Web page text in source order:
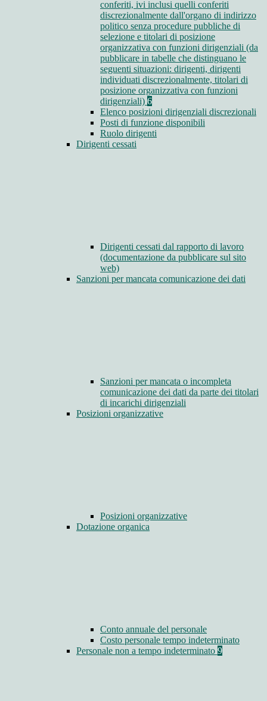
conferiti, ivi inclusi quelli conferiti
discrezionalmente dall'organo di indirizzo
politico senza procedure pubbliche di
selezione e titolari di posizione
organizzativa con funzioni dirigenziali (da
pubblicare in tabelle che distinguano le
seguenti situazioni: dirigenti, dirigenti
individuati discrezionalmente, titolari di
posizione organizzativa con funzioni
dirigenziali) 6
Elenco posizioni dirigenziali discrezionali
Posti di funzione disponibili
Ruolo dirigenti
Dirigenti cessati
Dirigenti cessati dal rapporto di lavoro
(documentazione da pubblicare sul sito
web)
Sanzioni per mancata comunicazione dei dati
Sanzioni per mancata o incompleta
comunicazione dei dati da parte dei titolari
di incarichi dirigenziali
Posizioni organizzative
Posizioni organizzative
Dotazione organica
Conto annuale del personale
Costo personale tempo indeterminato
Personale non a tempo indeterminato 9